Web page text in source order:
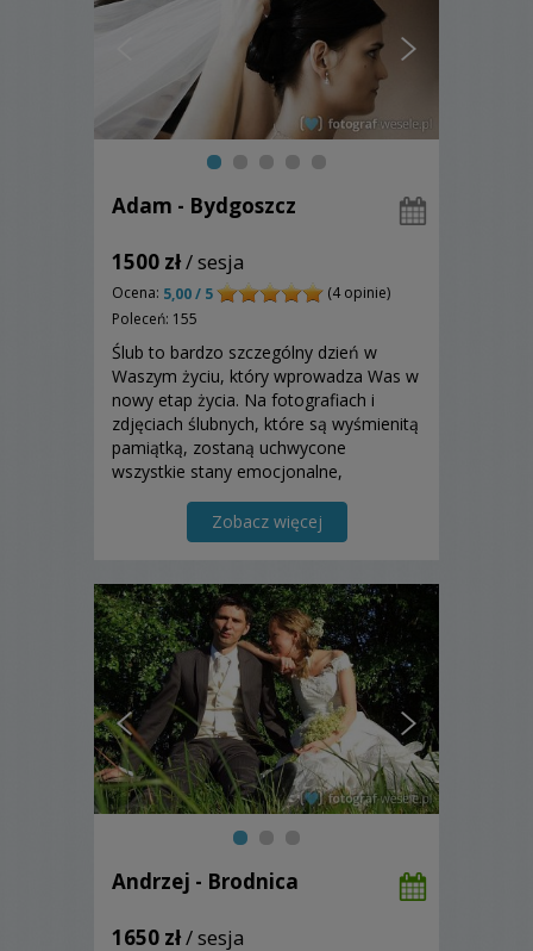
Adam - Bydgoszcz
1500 zł/ sesja
Ocena: 5,00 / 5
(4 opinie)
Poleceń: 155
Ślub to bardzo szczególny dzień w
Waszym życiu, który wprowadza Was w
nowy etap życia. Na fotografiach i
zdjęciach ślubnych, które są wyśmienitą
pamiątką, zostaną uchwycone
wszystkie stany emocjonalne,
wydarzeniu, jakim był Wasz ślub.
Zobacz więcej
Andrzej - Brodnica
1650 zł/ sesja